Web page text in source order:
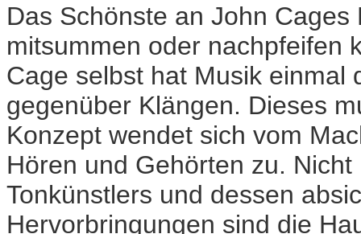
Das Schönste an John
mitsummen oder nachpfeifen
Cage selbst hat Musik einmal
gegenüber Klängen. Dieses
Konzept wendet sich vom
Hören und Gehörten zu.
Tonkünstlers und dessen
Hervorbringungen sind die